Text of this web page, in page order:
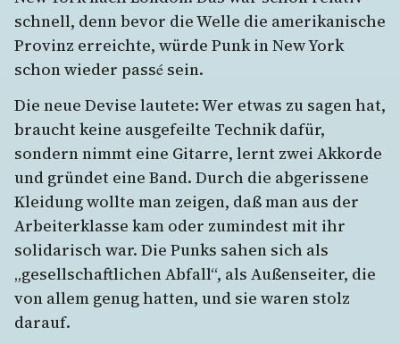
schnell, denn bevor die Welle die amerikanische
Provinz erreichte, würde Punk in New York
schon wieder passé sein.
Die neue Devise lautete: Wer etwas zu sagen hat,
braucht keine ausgefeilte Technik dafür,
sondern nimmt eine Gitarre, lernt zwei Akkorde
und gründet eine Band. Durch die abgerissene
Kleidung wollte man zeigen, daß man aus der
Arbeiterklasse kam oder zumindest mit ihr
solidarisch war. Die Punks sahen sich als
„gesellschaftlichen Abfall“, als Außenseiter, die
von allem genug hatten, und sie waren stolz
darauf.